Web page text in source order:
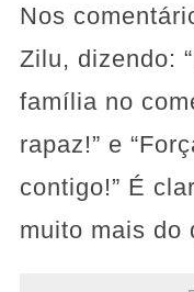
Nos
Zilu, dizendo:
família no
rapaz!” e
contigo!” É
muito mais do